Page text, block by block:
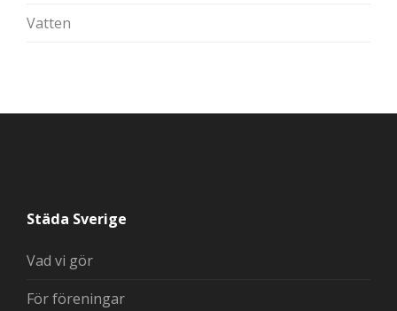
Vatten
Städa Sverige
Vad vi gör
För föreningar